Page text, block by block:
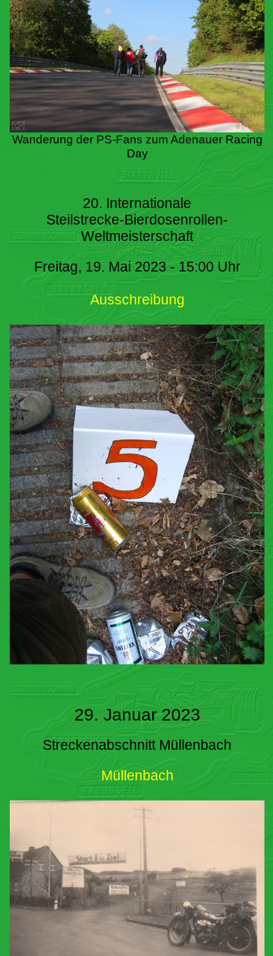
Wanderung der PS-Fans zum Adenauer Racing
Day
20. Internationale
Steilstrecke-Bierdosenrollen-
Weltmeisterschaft
Freitag, 19. Mai 2023 - 15:00 Uhr
Ausschreibung
29. Januar 2023
Streckenabschnitt Müllenbach
Müllenbach